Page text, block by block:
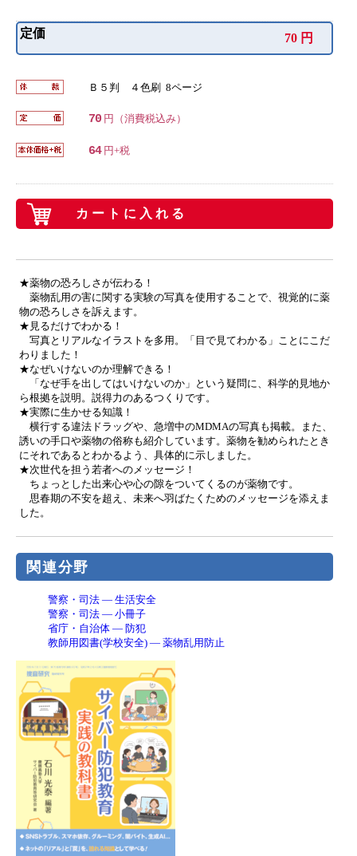
定価 70 円
Ｂ５判 ４色刷 8ページ
70 円（消費税込み）
64円+税
カートに入れる
★薬物の恐ろしさが伝わる！
薬物乱用の害に関する実験の写真を使用することで、視覚的に薬
物の恐ろしさを訴えます。
★見るだけでわかる！
写真とリアルなイラストを多用。「目で見てわかる」ことにこだ
わりました！
★なぜいけないのか理解できる！
「なぜ手を出してはいけないのか」という疑問に、科学的見地か
ら根拠を説明。説得力のあるつくりです。
★実際に生かせる知識！
横行する違法ドラッグや、急増中のMDMAの写真も掲載。また、
誘いの手口や薬物の俗称も紹介しています。薬物を勧められたとき
にそれであるとわかるよう、具体的に示しました。
★次世代を担う若者へのメッセージ！
ちょっとした出来心や心の隙をついてくるのが薬物です。
思春期の不安を超え、未来へ羽ばたくためのメッセージを添えま
した。
関連分野
警察・司法 ― 生活安全
警察・司法 ― 小冊子
省庁・自治体 ― 防犯
教師用図書(学校安全) ― 薬物乱用防止